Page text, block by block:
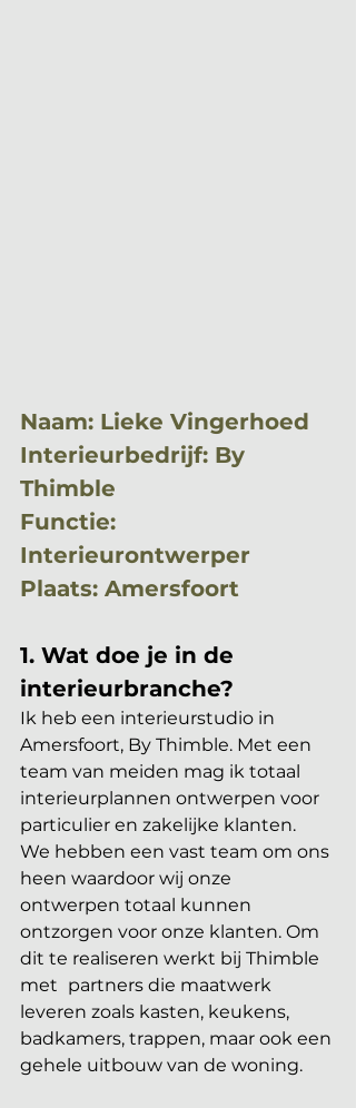
Naam: Lieke Vingerhoed
Interieurbedrijf: By
Thimble
Functie:
Interieurontwerper
Plaats: Amersfoort
1. Wat doe je in de
interieurbranche?
Ik heb een interieurstudio in
Amersfoort, By Thimble. Met een
team van meiden mag ik totaal
interieurplannen ontwerpen voor
particulier en zakelijke klanten.
We hebben een vast team om ons
heen waardoor wij onze
ontwerpen totaal kunnen
ontzorgen voor onze klanten. Om
dit te realiseren werkt bij Thimble
met partners die maatwerk
leveren zoals kasten, keukens,
badkamers, trappen, maar ook een
gehele uitbouw van de woning.